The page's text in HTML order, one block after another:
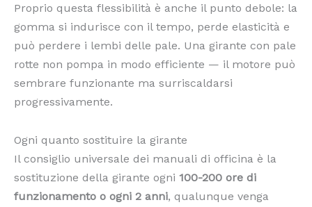
Proprio questa flessibilità è anche il punto debole: la
gomma si indurisce con il tempo, perde elasticità e
può perdere i lembi delle pale. Una girante con pale
rotte non pompa in modo efficiente — il motore può
sembrare funzionante ma surriscaldarsi
progressivamente.
Ogni quanto sostituire la girante
Il consiglio universale dei manuali di officina è la
sostituzione della girante ogni 100-200 ore di
funzionamento o ogni 2 anni, qualunque venga